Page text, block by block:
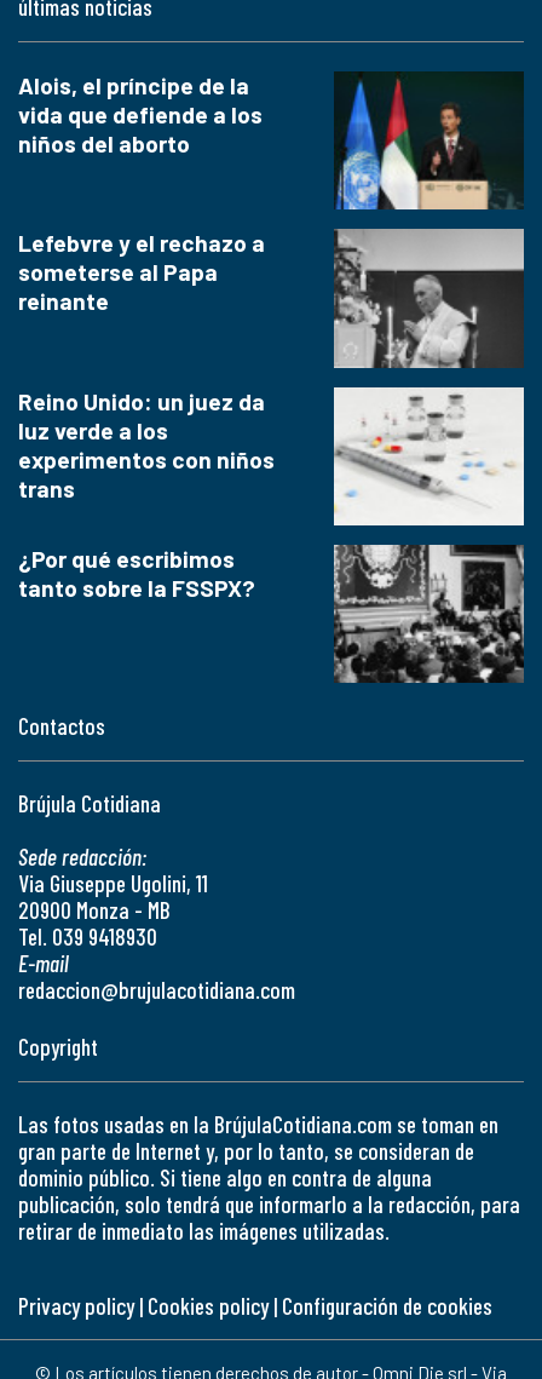
Contactos
Brújula Cotidiana
Sede redacción:
Via Giuseppe Ugolini, 11
20900 Monza - MB
Tel. 039 9418930
E-mail
redaccion@brujulacotidiana.com
últimas noticias
Alois, el príncipe de la
vida que defiende a los
niños del aborto
Lefebvre y el rechazo a
someterse al Papa
reinante
Reino Unido: un juez da
luz verde a los
experimentos con niños
trans
¿Por qué escribimos
tanto sobre la FSSPX?
Copyright
Las fotos usadas en la BrújulaCotidiana.com se toman en
gran parte de Internet y, por lo tanto, se consideran de
dominio público. Si tiene algo en contra de alguna
publicación, solo tendrá que informarlo a la redacción, para
retirar de inmediato las imágenes utilizadas.
Privacy policy| Cookies policy| Configuración de cookies
© Los artículos tienen derechos de autor - Omni Die srl - Via